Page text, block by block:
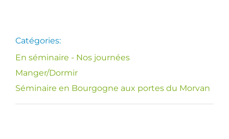
Catégories:
En séminaire - Nos journées
Manger/Dormir
Séminaire en Bourgogne aux portes du Morvan